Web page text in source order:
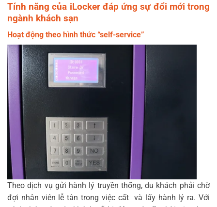
Tính năng của iLocker đáp ứng sự đổi mới trong
ngành khách sạn
Hoạt động theo hình thức “self-service”
Theo dịch vụ gửi hành lý truyền thống, du khách phải chờ
đợi nhân viên lễ tân trong việc cất và lấy hành lý ra. Với